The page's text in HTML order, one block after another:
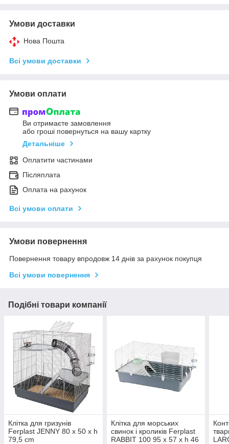
Умови доставки
Нова Пошта
Всі умови доставки
Умови оплати
Ви отримаєте замовлення
або гроші повернуться на вашу картку
Детальніше
Оплатити частинами
Післяплата
Оплата на рахунок
Всі умови оплати
Умови повернення
Повернення товару впродовж 14 днів за рахунок покупця
Всі умови повернення
Подібні товари компанії
Клітка для гризунів
Ferplast JENNY 80 x 50 x h
79,5 cm
Клітка для морських
свинок і кроликів Ferplast
RABBIT 100 95 x 57 x h 46